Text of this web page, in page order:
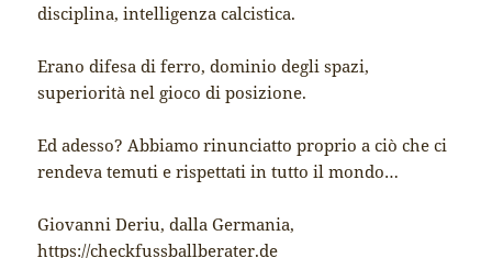
disciplina, intelligenza calcistica.
Erano difesa di ferro, dominio degli spazi,
superiorità nel gioco di posizione.
Ed adesso? Abbiamo rinunciatto proprio a ciò che ci
rendeva temuti e rispettati in tutto il mondo…
Giovanni Deriu, dalla Germania,
https://checkfussballberater.de